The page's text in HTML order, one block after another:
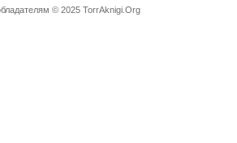
© 2025 TorrAknigi.Org